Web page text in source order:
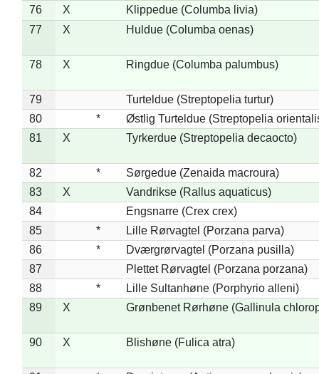
76
X
Klippedue (Columba livia)
77
X Huldue (Columba oenas)
78 X Ringdue (Columba palumbus)
79
Turteldue (Streptopelia turtur)
80
*
Østlig Turteldue (Streptopelia
81
X Tyrkerdue (Streptopelia decaocto)
82 *
Sørgedue (Zenaida macroura)
83
X
Vandrikse (Rallus aquaticus)
84
Engsnarre (Crex crex)
85
*
Lille Rørvagtel (Porzana parva)
86
*
Dværgrørvagtel (Porzana pusilla)
87
Plettet Rørvagtel (Porzana porzana)
88
*
Lille Sultanhøne (Porphyrio alleni)
89
X Grønbenet Rørhøne (Gallinula
90 X Blishøne (Fulica atra)